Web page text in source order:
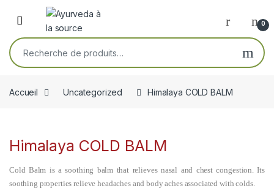
Skip to navigation
Skip to content
Open 0
Recherche pour :
Accueil Uncategorized Himalaya COLD BALM
Himalaya COLD BALM
Cold Balm is a soothing balm that relieves nasal and chest congestion. Its
soothing properties relieve headaches and body aches associated with colds.